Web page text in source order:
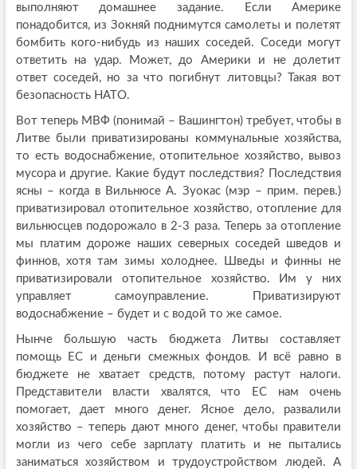
выполняют домашнее задание. Если Америке
понадобится, из Зокняй поднимутся самолеты и полетят
бомбить кого-нибудь из наших соседей. Соседи могут
ответить на удар. Может, до Америки и не долетит
ответ соседей, но за что погибнут литовцы? Такая вот
безопасность НАТО.
Вот теперь МВФ (понимай – Вашингтон) требует, чтобы в
Литве были приватизированы коммунальные хозяйства,
то есть водоснабжение, отопительное хозяйство, вывоз
мусора и другие. Какие будут последствия? Последствия
ясны – когда в Вильнюсе А. Зуокас (мэр – прим. перев.)
приватизировал отопительное хозяйство, отопление для
вильнюсцев подорожало в 2-3 раза. Теперь за отопление
мы платим дороже наших северных соседей шведов и
финнов, хотя там зимы холоднее. Шведы и финны не
приватизировали отопительное хозяйство. Им у них
управляет самоуправление. Приватизируют
водоснабжение – будет и с водой то же самое.
Нынче большую часть бюджета Литвы составляет
помощь ЕС и деньги смежных фондов. И всё равно в
бюджете не хватает средств, потому растут налоги.
Представители власти хвалятся, что ЕС нам очень
помогает, дает много денег. Ясное дело, развалили
хозяйство – теперь дают много денег, чтобы правители
могли из чего себе зарплату платить и не пытались
заниматься хозяйством и трудоустройством людей. А